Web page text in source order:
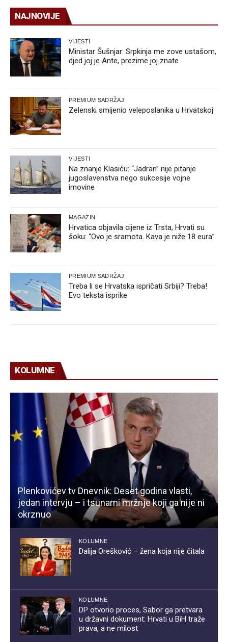
NAJNOVIJE
VIJESTI
Ministar Šušnjar: Srpkinja me zove ustašom,
djed joj je Ante, prezime joj znate
PREMIUM SADRŽAJ
Zelenski smijenio veleposlanika u Hrvatskoj
VIJESTI
Na znanje Klasiću: “Jadran” nije pitanje
jugoslavenstva nego sukcesije vojne
imovine
MAGAZIN
Hrvatica objavila cijene iz Trsta, Hrvati su
šoku: “Ovo je sramota. Kava je niže 18 eura”
PREMIUM SADRŽAJ
Treba li se Hrvatska ispričati Srbiji? Treba!
Evo teksta isprike
KOLUMNE
Plenkovićev tv Dnevnik: Deset godina vlasti,
jedan intervju – i tsunami mržnje koji ga nije ni
okrznuo
KOLUMNE
Dalija Orešković – žena koja nije čitala
KOLUMNE
DP otvorio proces, Sabor ga pretvara
u državni dokument: Hrvati u BiH traže
prava, a ne milost